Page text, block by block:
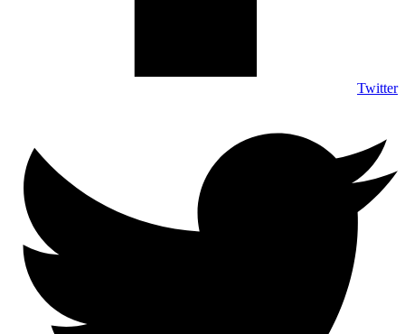
Twitter